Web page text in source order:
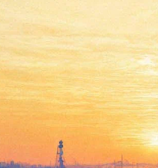
Руж!». В нем звучит та самая фраза
Кунсткамеры
и «Удивительная миссис Мейзел»
повезло?